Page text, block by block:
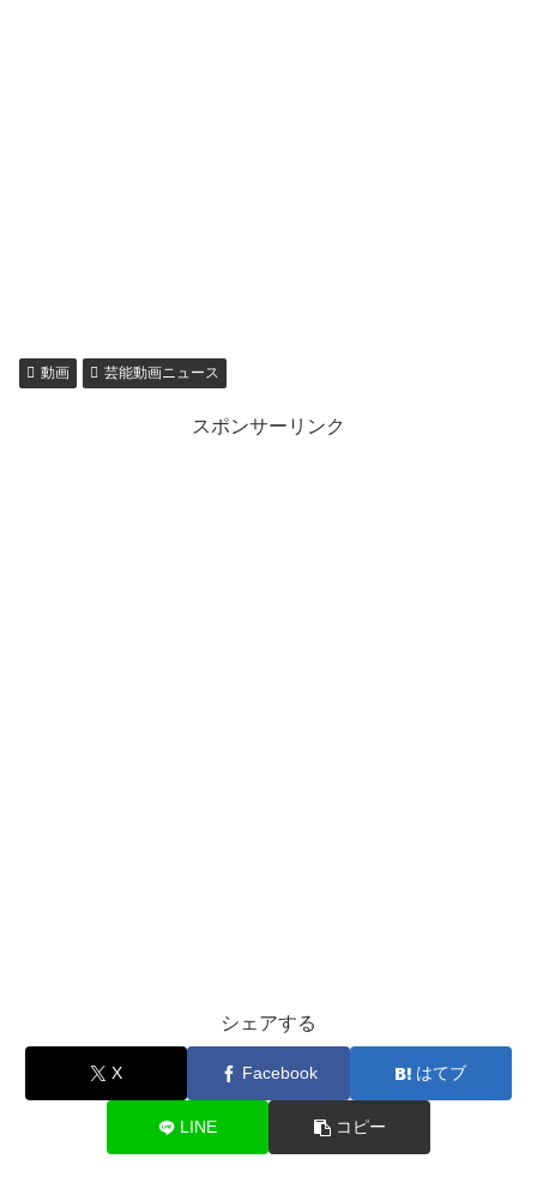
動画 芸能動画ニュース
スポンサーリンク
シェアする
X Facebook はてブ
LINE コピー